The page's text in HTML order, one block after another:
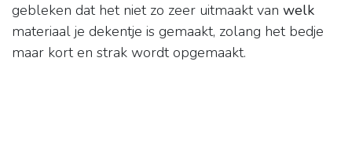
gebleken dat het niet zo zeer uitmaakt van welk
materiaal je dekentje is gemaakt, zolang het bedje
maar kort en strak wordt opgemaakt.